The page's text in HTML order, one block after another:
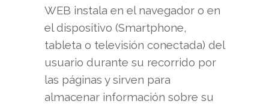
WEB instala en el navegador o en
el dispositivo (Smartphone,
tableta o televisión conectada) del
usuario durante su recorrido por
las páginas y sirven para
almacenar información sobre su